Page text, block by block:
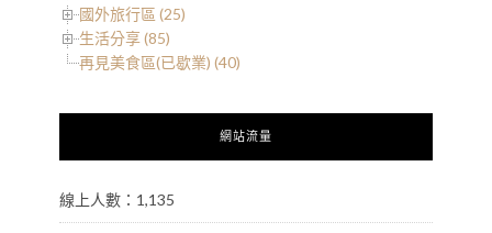
國外旅行區 (25)
生活分享 (85)
再見美食區(已歇業) (40)
網站流量
線上人數：1,135